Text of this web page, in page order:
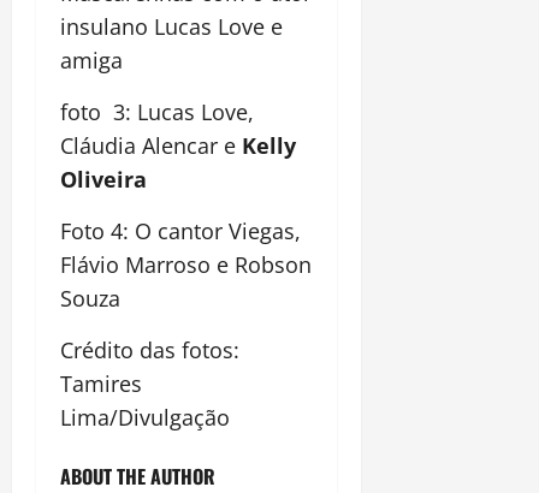
insulano Lucas Love e
amiga
foto 3: Lucas Love,
Cláudia Alencar e Kelly
Oliveira
Foto 4: O cantor Viegas,
Flávio Marroso e Robson
Souza
Crédito das fotos:
Tamires
Lima/Divulgação
ABOUT THE AUTHOR